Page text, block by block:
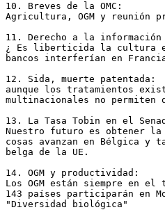
10. Breves de la OMC:
Agricultura, OGM y reunión
11. Derecho a la
¿ Es liberticida la cultura
bancos interferían en
12. Sida, muerte patentada:
aunque los tratamientos
multinacionales no permiten
13. La Tasa Tobin en el
Nuestro futuro es obtener la
cosas avanzan en Bélgica y
belga de la UE.
14. OGM y productividad:
Los OGM están siempre en
143 países participarán en
"Diversidad biológica"